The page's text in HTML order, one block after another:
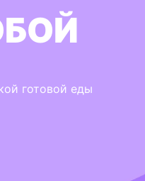
готовой еды